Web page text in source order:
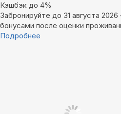
Кэшбэк до 4%
Забронируйте до 31 августа
бонусами после оценки
Подробнее